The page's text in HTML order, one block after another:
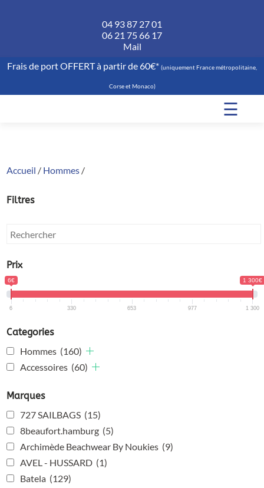
04 93 87 27 01
06 21 75 66 17
Mail
Frais de port OFFERT à partir de 60€* (uniquement France métropolitaine,
Corse et Monaco)
☰
Accueil / Hommes /
Filtres
Prix
6€ 1 300€
6 330 653 977 1 300
Categories
Hommes (160)
Accessoires (60)
Marques
727 SAILBAGS (15)
8beaufort.hamburg (5)
Archimède Beachwear By Noukies (9)
AVEL - HUSSARD (1)
Batela (129)